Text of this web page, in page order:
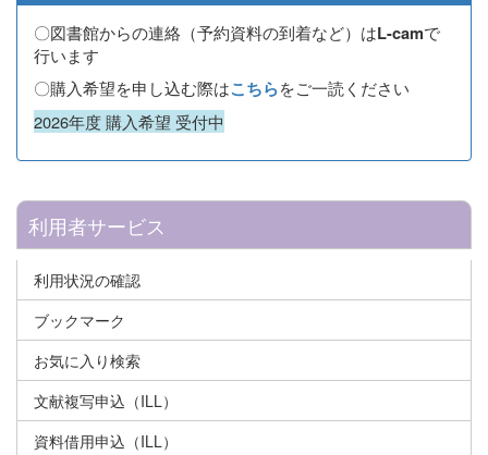
〇図書館からの連絡（予約資料の到着など）はL-camで
行います
〇購入希望を申し込む際はこちらをご一読ください
2026年度 購入希望 受付中
利用者サービス
利用状況の確認
ブックマーク
お気に入り検索
文献複写申込（ILL）
資料借用申込（ILL）